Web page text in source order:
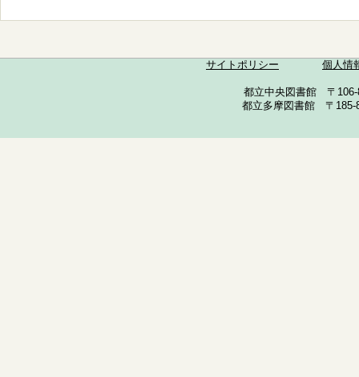
サイトポリシー 個人情
都立中央図書館 〒
都立多摩図書館 〒185-